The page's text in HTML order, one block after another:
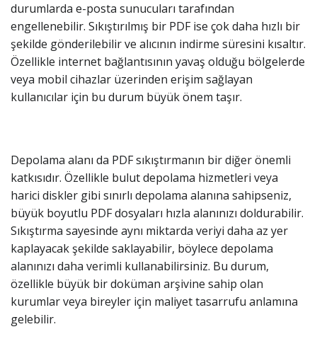
durumlarda e-posta sunucuları tarafından
engellenebilir. Sıkıştırılmış bir PDF ise çok daha hızlı bir
şekilde gönderilebilir ve alıcının indirme süresini kısaltır.
Özellikle internet bağlantısının yavaş olduğu bölgelerde
veya mobil cihazlar üzerinden erişim sağlayan
kullanıcılar için bu durum büyük önem taşır.
Depolama alanı da PDF sıkıştırmanın bir diğer önemli
katkısıdır. Özellikle bulut depolama hizmetleri veya
harici diskler gibi sınırlı depolama alanına sahipseniz,
büyük boyutlu PDF dosyaları hızla alanınızı doldurabilir.
Sıkıştırma sayesinde aynı miktarda veriyi daha az yer
kaplayacak şekilde saklayabilir, böylece depolama
alanınızı daha verimli kullanabilirsiniz. Bu durum,
özellikle büyük bir doküman arşivine sahip olan
kurumlar veya bireyler için maliyet tasarrufu anlamına
gelebilir.